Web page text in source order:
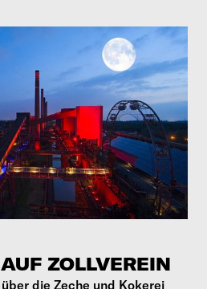
ZOLLVEREIN
die Zeche und Kokerei